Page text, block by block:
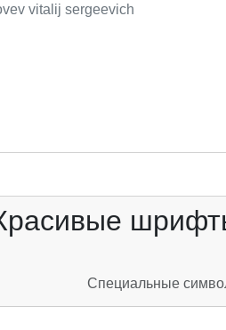
vitalij sergeevich
Специальные